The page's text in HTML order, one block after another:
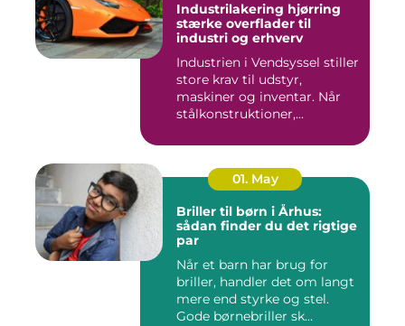
Industrilakering hjørring
stærke overflader til
industri og erhverv
Industrien i Vendsyssel stiller
store krav til udstyr,
maskiner og inventar. Når
stålkonstruktioner,...
01. May
Briller til børn i Århus:
sådan finder du det rigtige
par
Når et barn har brug for
briller, handler det om langt
mere end styrke og stel.
Gode børnebriller sk...